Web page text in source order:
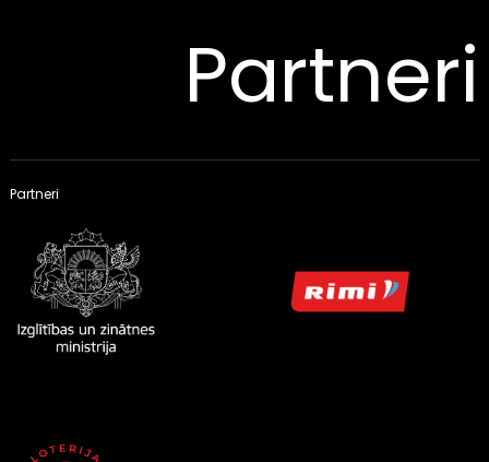
Partneri
Partneri